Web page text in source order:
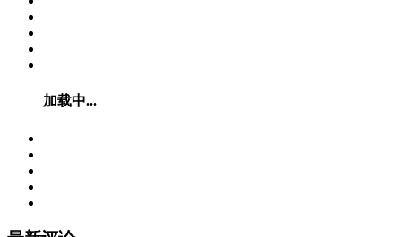
加载中...